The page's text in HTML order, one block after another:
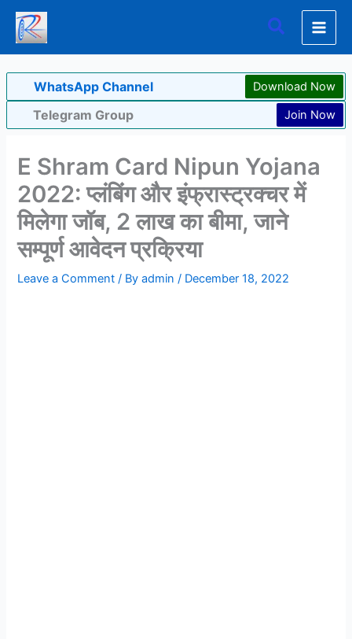
Skip
content
Search
WhatsApp Channel Download Now
Telegram Group Join Now
E Shram Card Nipun Yojana
2022: प्लंबिंग और इंफ्रास्ट्रक्चर में
मिलेगा जॉब, 2 लाख का बीमा, जाने
सम्पूर्ण आवेदन प्रक्रिया
Leave a Comment / Byadmin/ December 18, 2022